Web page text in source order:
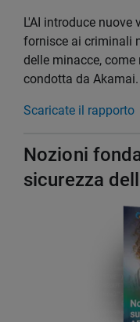
L'AI introduce nuove
fornisce ai criminali
delle minacce,
condotta da Akamai.
Scaricate il rapporto
Nozioni
sicurezza